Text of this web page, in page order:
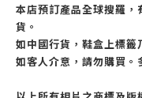
本店預訂產品全球搜羅
貨。
如中國行貨，鞋盒上標
如客人介意，請勿購買。